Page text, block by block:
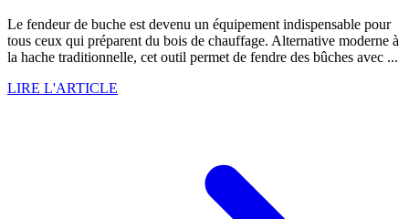
Le fendeur de buche est devenu un équipement indispensable pour
tous ceux qui préparent du bois de chauffage. Alternative moderne à
la hache traditionnelle, cet outil permet de fendre des bûches avec ...
LIRE L'ARTICLE